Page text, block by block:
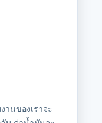
นของเราจะ